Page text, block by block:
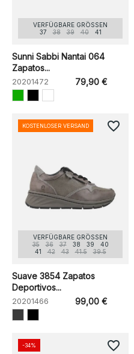
VERFÜGBARE GRÖSSEN
37
38 39 40 41
Sunni Sabbi Nantai 064
Zapatos...
20201472 79,90 €
VERFÜGBARE GRÖSSEN
35
36 37 38 39
40
41
42 43 41.5 39.5
Suave 3854 Zapatos
Deportivos...
20201466 99,00 €
KOSTENLOSER VERSAND favorite_border
-34% favorite_border